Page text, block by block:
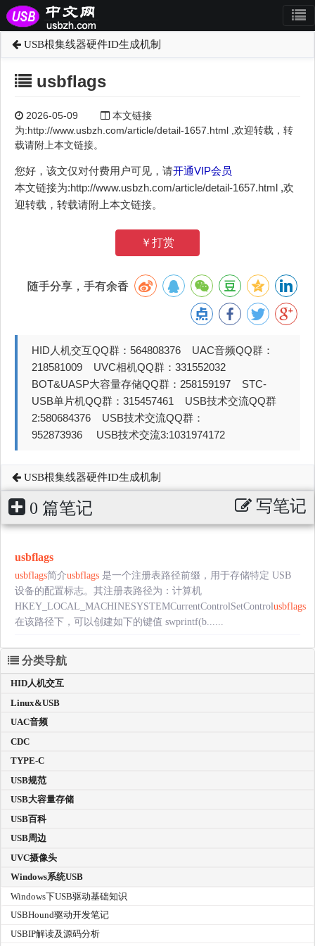
USB根集线器硬件ID生成机制
usbflags
2026-05-09
本文链接
为:http://www.usbzh.com/article/detail-1657.html ,欢迎转载，转
载请附上本文链接。
您好，该文仅对付费用户可见，请开通VIP会员
本文链接为:http://www.usbzh.com/article/detail-1657.html ,欢
迎转载，转载请附上本文链接。
￥打赏
随手分享，手有余香
HID人机交互QQ群：564808376 UAC音频QQ群：
218581009 UVC相机QQ群：331552032
BOT&UASP大容量存储QQ群：258159197 STC-
USB单片机QQ群：315457461 USB技术交流QQ群
2:580684376 USB技术交流QQ群：
952873936 USB技术交流3:1031974172
USB根集线器硬件ID生成机制
0 篇笔记 写笔记
usbflags
usbflags简介usbflags 是一个注册表路径前缀，用于存储特定 USB
设备的配置标志。其注册表路径为：计算机
HKEY_LOCAL_MACHINESYSTEMCurrentControlSetControlusbflags
在该路径下，可以创建如下的键值 swprintf(b......
分类导航
HID人机交互
Linux&USB
UAC音频
CDC
TYPE-C
USB规范
USB大容量存储
USB百科
USB周边
UVC摄像头
Windows系统USB
Windows下USB驱动基础知识
USBHound驱动开发笔记
USBIP解读及源码分析